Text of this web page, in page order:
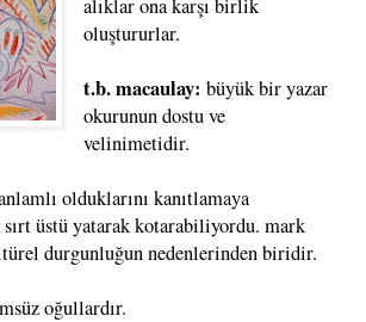
alıklar ona karşı birlik
oluştururlar.
t.b. macaulay: büyük bir yazar
okurunun dostu ve
velinimetidir.
olduklarını kanıtlamaya
sırt üstü yatarak kotarabiliyordu. mark
durgunluğun nedenlerinden biridir.
oğullardır.